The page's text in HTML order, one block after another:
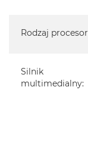
Zasilacz o
Przewód
Rodzaj
Silnik
multimedialny: